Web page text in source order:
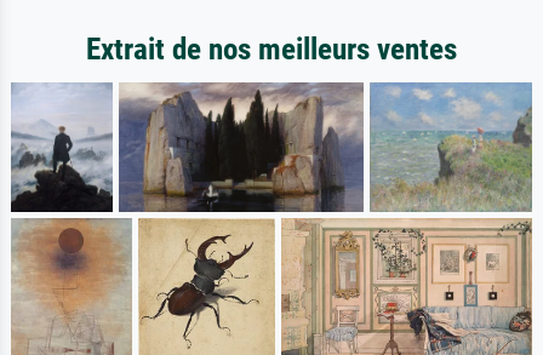
Extrait de nos meilleurs ventes